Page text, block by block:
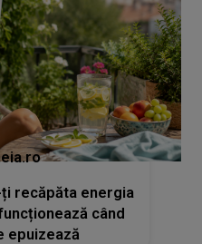
recăpăta energia
când
epuizează